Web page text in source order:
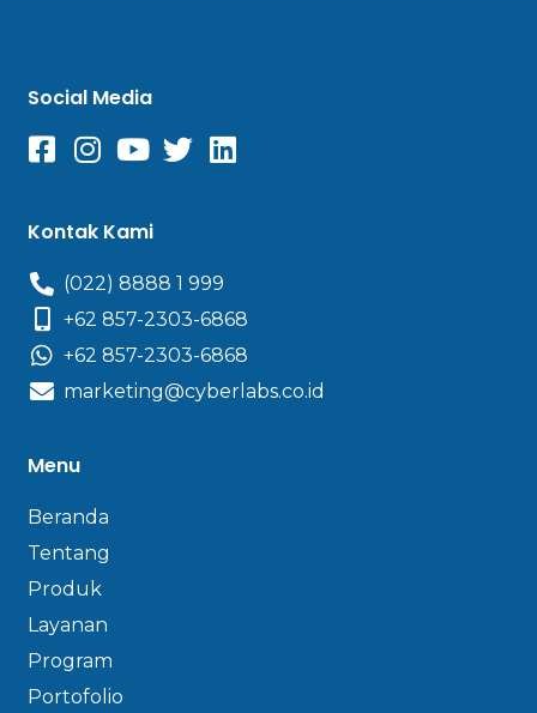
Social Media
Kontak Kami
(022) 8888 1 999
+62 857-2303-6868
+62 857-2303-6868
marketing@cyberlabs.co.id
Menu
Beranda
Tentang
Produk
Layanan
Program
Portofolio